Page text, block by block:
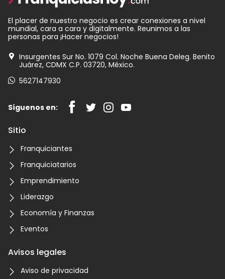
El placer de nuestro negocio es crear conexiones a nivel
mundial, cara a cara y digitalmente. Reunimos a las
personas para ¡Hacer negocios!
Insurgentes Sur No. 1079 Col. Noche Buena Deleg. Benito
Juárez, CDMX C.P. 03720, México.
5627147930
Síguenos en:
Sitio
Franquiciantes
Franquiciatarios
Emprendimiento
Liderazgo
Economía y Finanzas
Eventos
Avisos legales
Aviso de privacidad